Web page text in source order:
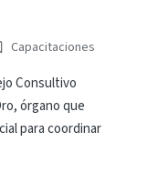
Capacitaciones
Consultivo
órgano que
para coordinar